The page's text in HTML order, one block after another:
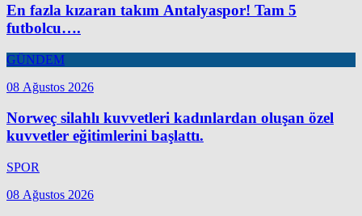
En fazla kızaran takım Antalyaspor! Tam 5
futbolcu….
GÜNDEM
08 Ağustos 2026
Norweç silahlı kuvvetleri kadınlardan oluşan özel
kuvvetler eğitimlerini başlattı.
SPOR
08 Ağustos 2026